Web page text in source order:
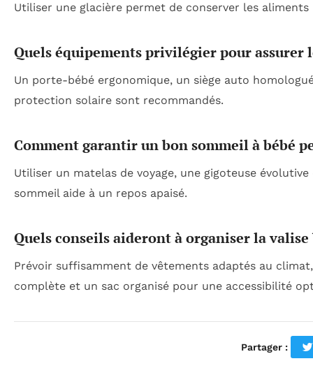
Utiliser une glacière permet de conserver les
Quels équipements privilégier pour assurer
Un porte-bébé ergonomique, un siège auto
protection solaire sont recommandés.
Comment garantir un bon sommeil à bébé
Utiliser un matelas de voyage, une gigoteuse
sommeil aide à un repos apaisé.
Quels conseils aideront à organiser la valise
Prévoir suffisamment de vêtements adaptés au
complète et un sac organisé pour une accessibilité
Partager :